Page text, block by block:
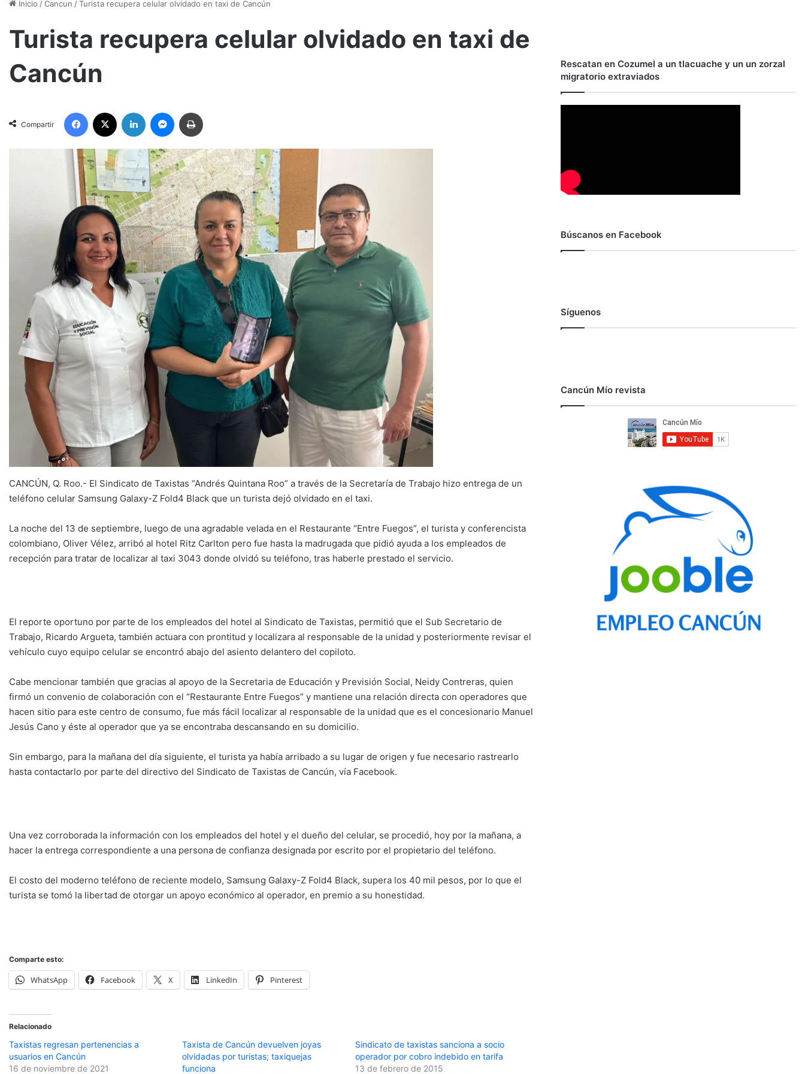
Inicio /Cancun /Turista recupera celular olvidado en taxi de Cancún
Turista recupera celular olvidado en taxi de
Cancún
Compartir
Facebook LinkedIn Messenger
CANCÚN, Q. Roo.- El Sindicato de Taxistas “Andrés Quintana Roo” a través de la Secretaría de Trabajo hizo entrega de un
teléfono celular Samsung Galaxy-Z Fold4 Black que un turista dejó olvidado en el taxi.
La noche del 13 de septiembre, luego de una agradable velada en el Restaurante “Entre Fuegos”, el turista y conferencista
colombiano, Oliver Vélez, arribó al hotel Ritz Carlton pero fue hasta la madrugada que pidió ayuda a los empleados de
recepción para tratar de localizar al taxi 3043 donde olvidó su teléfono, tras haberle prestado el servicio.
El reporte oportuno por parte de los empleados del hotel al Sindicato de Taxistas, permitió que el Sub Secretario de
Trabajo, Ricardo Argueta, también actuara con prontitud y localizara al responsable de la unidad y posteriormente revisar el
vehículo cuyo equipo celular se encontró abajo del asiento delantero del copiloto.
Cabe mencionar también que gracias al apoyo de la Secretaria de Educación y Previsión Social, Neidy Contreras, quien
firmó un convenio de colaboración con el “Restaurante Entre Fuegos” y mantiene una relación directa con operadores que
hacen sitio para este centro de consumo, fue más fácil localizar al responsable de la unidad que es el concesionario Manuel
Jesús Cano y éste al operador que ya se encontraba descansando en su domicilio.
Sin embargo, para la mañana del día siguiente, el turista ya había arribado a su lugar de origen y fue necesario rastrearlo
hasta contactarlo por parte del directivo del Sindicato de Taxistas de Cancún, vía Facebook.
Una vez corroborada la información con los empleados del hotel y el dueño del celular, se procedió, hoy por la mañana, a
hacer la entrega correspondiente a una persona de confianza designada por escrito por el propietario del teléfono.
El costo del moderno teléfono de reciente modelo, Samsung Galaxy-Z Fold4 Black, supera los 40 mil pesos, por lo que el
turista se tomó la libertad de otorgar un apoyo económico al operador, en premio a su honestidad.
Comparte esto:
WhatsApp Facebook X LinkedIn Pinterest
Relacionado
Taxistas regresan pertenencias a
usuarios en Cancún
16 de noviembre de 2021
Taxista de Cancún devuelven joyas
olvidadas por turistas; taxiquejas
funciona
Sindicato de taxistas sanciona a socio
operador por cobro indebido en tarifa
13 de febrero de 2015
Rescatan en Cozumel a un tlacuache y un un zorzal
migratorio extraviados
Búscanos en Facebook
Síguenos
Cancún Mío revista